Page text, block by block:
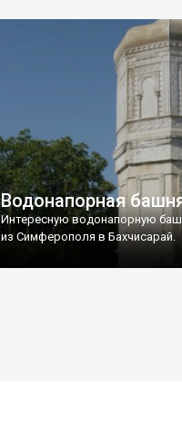
Водонапорная
Интересную водонапорную
из Симферополя в Бахчисарай.